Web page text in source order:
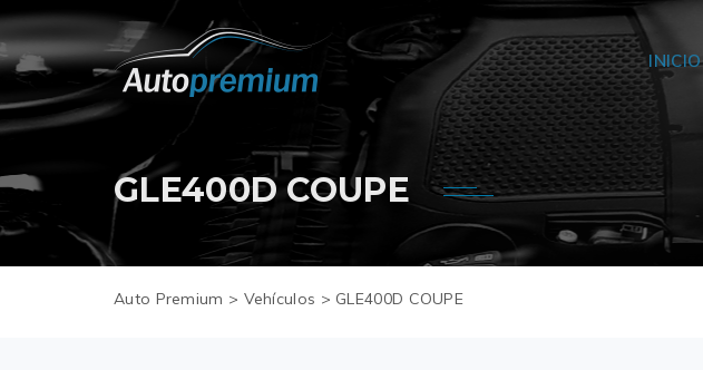
INICIO
GLE400D COUPE
Auto Premium > Vehículos > GLE400D COUPE